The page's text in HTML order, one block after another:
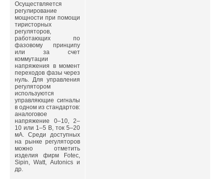
Осуществляется
регулирование
мощности при помощи
тиристорных
регуляторов,
работающих по
фазовому принципу
или за счет
коммутации
напряжения в момент
переходов фазы через
нуль. Для управления
регулятором
используются
управляющие сигналы
в одном из стандартов:
аналоговое
напряжение 0–10, 2–
10 или 1–5 В, ток 5–20
мА. Среди доступных
на рынке регуляторов
можно отметить
изделия фирм Fotec,
Sipin, Watt, Autonics и
др.